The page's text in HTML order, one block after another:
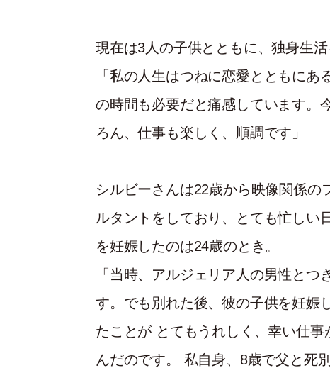
現在は3人の子供とともに、独身生
「私の人生はつねに恋愛とともに
の時間も必要だと痛感しています。
ろん、仕事も楽しく、順調です」
シルビーさんは22歳から映像関係の
ルタントをしており、とても忙しい
を妊娠したのは24歳のとき。
「当時、アルジェリア人の男性と
す。でも別れた後、彼の子供を妊娠
たことが とてもうれしく、幸い仕
んだのです。 私自身、8歳で父と死